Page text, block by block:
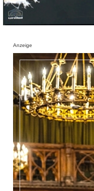
Anzeige